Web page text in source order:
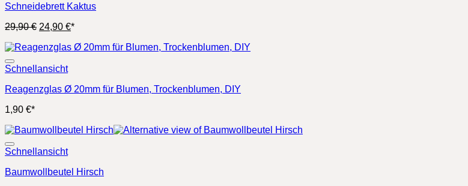
Schneidebrett Kaktus
29,90€ Ursprünglicher
war:
24,90 €Aktueller
ist:
*
Schnellansicht
Reagenzglas Ø 20mm für Blumen, Trockenblumen, DIY
1,90 €*
Schnellansicht
Baumwollbeutel Hirsch